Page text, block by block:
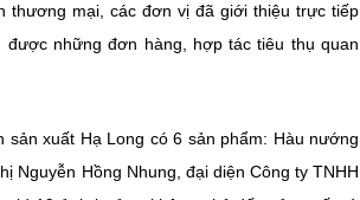
thương mại, các đơn vị đã giới thiệu trực tiếp
những đơn hàng, hợp tác tiêu thụ quan
xuất Hạ Long có 6 sản phẩm: Hàu nướng
Nguyễn Hồng Nhung, đại diện Công ty TNHH